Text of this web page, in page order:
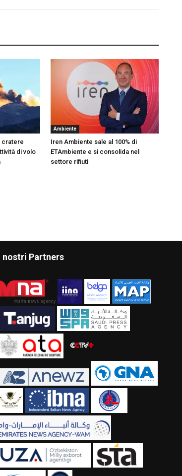
cratere
di volo
Ambiente
Iren Ambiente sale al 100% di
ETAmbiente e si consolida nel
settore rifiuti
nostri Partners